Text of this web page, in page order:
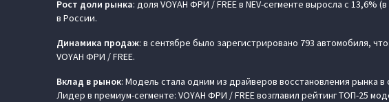
Рост доли рынка: доля VOYAH ФРИ / FREE в NEV-сегменте выросла с
в России.
Динамика продаж: в сентябре было зарегистрировано 793 автомобиля,
VOYAH ФРИ / FREE.
Вклад в рынок: Модель стала одним из драйверов восстановления рынка
Лидер в премиум-сегменте: VOYAH ФРИ / FREE возглавил рейтинг ТОП-25